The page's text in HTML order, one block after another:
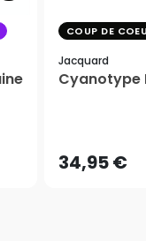
COUP DE
Jacquard
Cyanotype
34,95 €